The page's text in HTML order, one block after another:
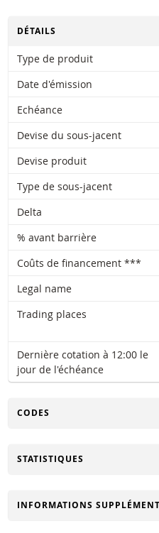
CHANGER
DÉTAILS
Type de produit
Date d'émission
Echéance
Devise du sous-jacent
Devise produit
Type de sous-jacent
Delta
% avant barrière
Coûts de financement ***
Legal name
Trading places
Dernière cotation à 12:00 le
jour de l'échéance
CHANGER
CODES
CHANGER
STATISTIQUES
CHANGER
INFORMATIONS